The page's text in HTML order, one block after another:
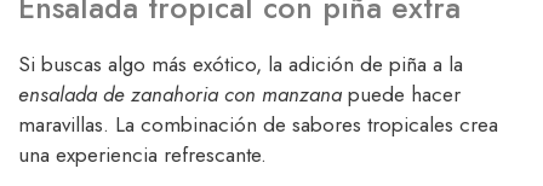
Si buscas algo más exótico, la adición de piña a la
ensalada de zanahoria con manzana puede hacer
maravillas. La combinación de sabores tropicales crea
una experiencia refrescante.